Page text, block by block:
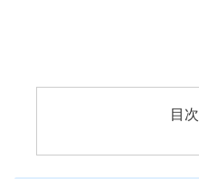
目次